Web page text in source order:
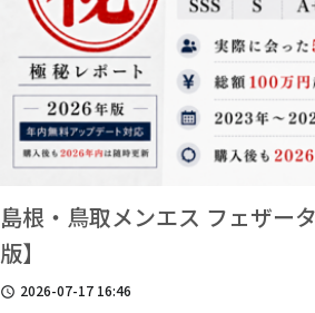
島根・鳥取メンエス フェザー
版】
access_time 2026-07-17 16:46